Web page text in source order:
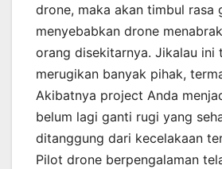
drone, maka akan timbul rasa
menyebabkan drone
orang disekitarnya. Jikalau ini
merugikan banyak pihak,
Akibatnya project Anda
belum lagi ganti rugi yang
ditanggung dari kecelakaan
Pilot drone berpengalaman